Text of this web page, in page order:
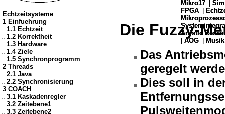
Mikro17
FPGA
Artistic
AOG Musik
Echtzeitsysteme
1 Einfuehrung
.. 1.1 Echtzeit
.. 1.2 Korrektheit
.. 1.3 Hardware
.. 1.4 Ziele
.. 1.5 Synchronprogramm
2 Threads
.. 2.1 Java
.. 2.2 Synchronisierung
3 COACH
.. 3.1 Kaskadenregler
.. 3.2 Zeitebene1
.. 3.3 Zeitebene2
Mikro17
FPGA
Artistic
AOG Musik
Die Fuzzy-
Das
geregelt
Dies soll in